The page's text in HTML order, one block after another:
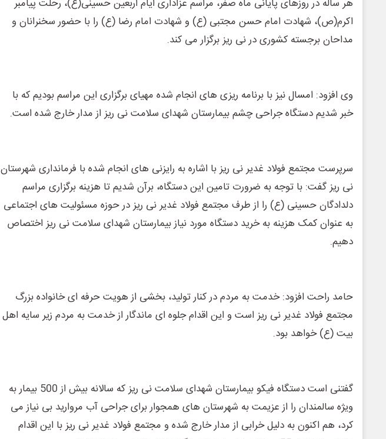
هر ساله در روزهای پایانی ماه صفر، مراسم عزاداری ایام اربعین حسینی(ع)، رحلت پیامبر
اکرم(ص)، شهادت امام حسن مجتبی (ع) و شهادت امام رضا (ع) را با حضور سخنرانان و
مداحان برجسته کشوری در نی ریز برگزار می کند.
وی افزود: امسال نیز با برنامه ریزی های انجام شده مهیای برگزاری این مراسم بودیم که با
خبر شدیم دستگاه جراحی چشم بیمارستان شهدای سلامت نی ریز از مدار خارج شده است.
سرپرست مجتمع فولاد غدیر نی ریز با اشاره به رایزنی های انجام شده با فرمانداری شهرستان
نی ریز گفت: با توجه به ضرورت تامین این دستگاه، برآن شدیم تا هزینه برگزاری مراسم
دلدادگان حسینی (ع) را از طرف مجتمع فولاد غدیر نی ریز در حوزه مسئولیت های اجتماعی
به عنوان کمک هزینه به خرید دستگاه مورد نیاز بیمارستان شهدای سلامت نی ریز اختصاص
دهیم.
حامد راحت افزود: خدمت به مردم در کنار تولید، بخشی از هویت حرفه ای خانواده بزرگ
مجتمع فولاد غدیر نی ریز است و این اقدام جلوه ای ماندگار از خدمت به مردم زیر سایه اهل
بیت (ع) خواهد بود.
گفتنی است دستگاه فیکو بیمارستان شهدای سلامت نی ریز که سالانه بیش از 500 بیمار به
ویژه سالمندان را از عزیمت به شهرستان های همجوار برای جراحی آب مروارید بی نیاز می
کرد، هم اکنون به دلیل خرابی از مدار خارج شده و مجتمع فولاد غدیر نی ریز با این اقدام